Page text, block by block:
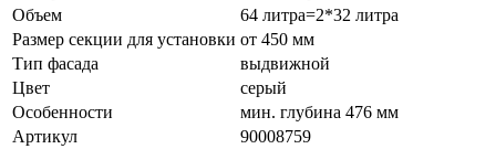
Объем
64 литра=2*32 литра
Размер секции для установки от 450 мм
Тип фасада
выдвижной
Цвет
серый
Особенности
мин. глубина 476 мм
Артикул
90008759